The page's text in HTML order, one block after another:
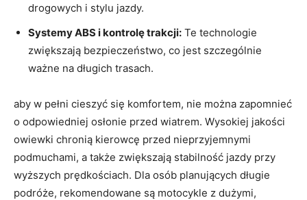
drogowych i stylu jazdy.
Systemy ABS i kontrolę trakcji: Te technologie
zwiększają bezpieczeństwo, co jest szczególnie
ważne na długich trasach.
aby w pełni cieszyć się komfortem, nie można zapomnieć
o odpowiedniej osłonie przed wiatrem. Wysokiej jakości
owiewki chronią kierowcę przed nieprzyjemnymi
podmuchami, a także zwiększają stabilność jazdy przy
wyższych prędkościach. Dla osób planujących długie
podróże, rekomendowane są motocykle z dużymi,